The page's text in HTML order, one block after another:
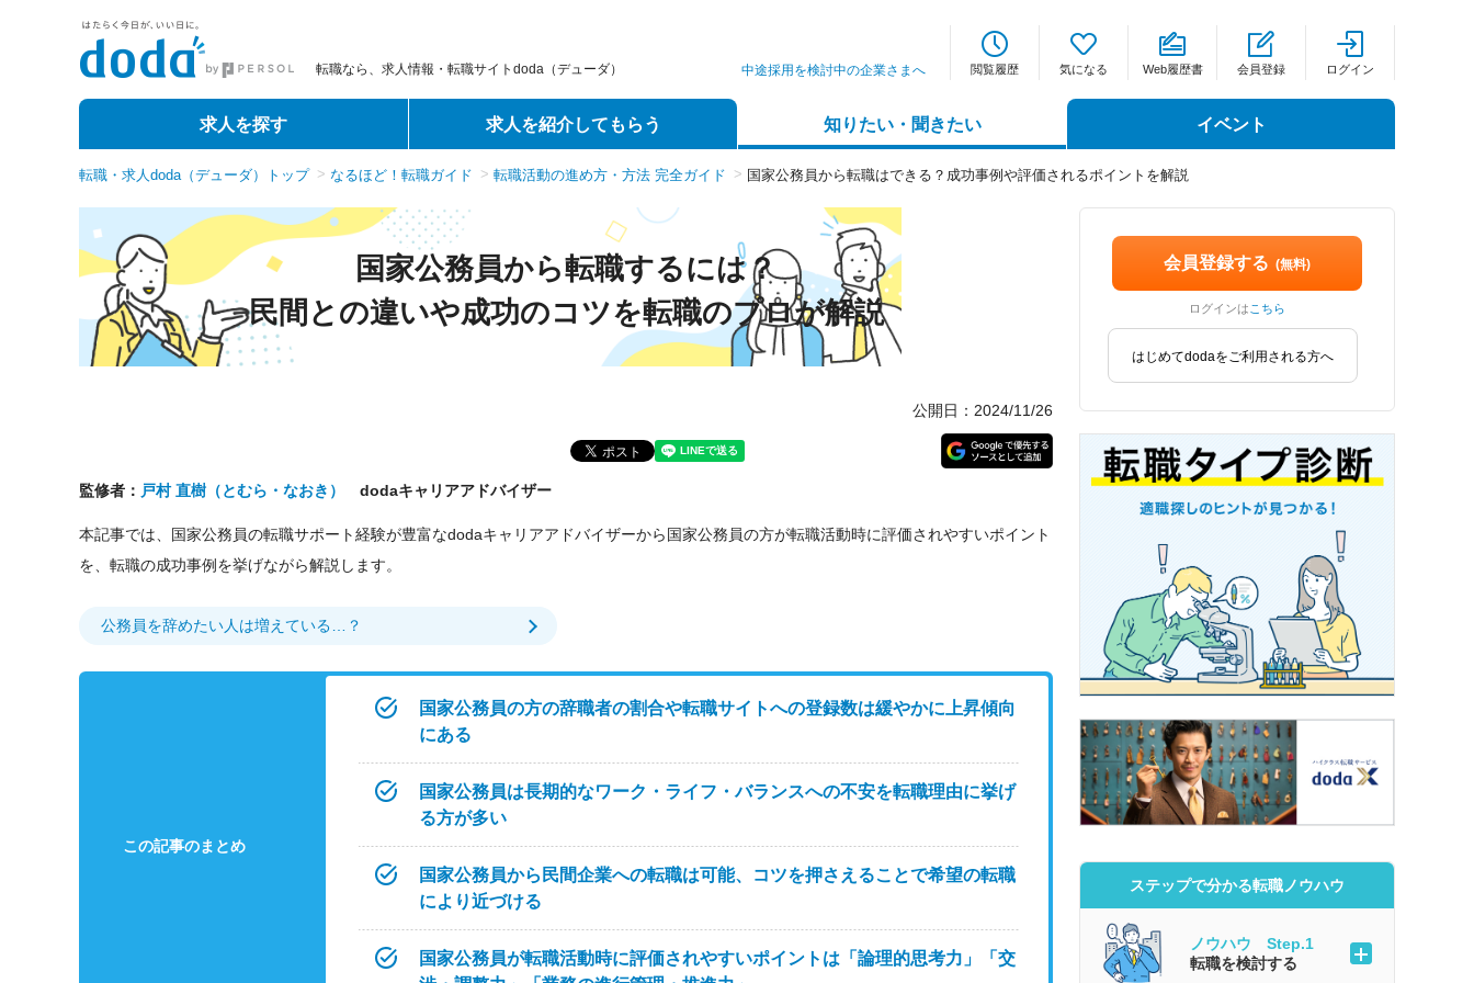
転職なら、求人情報・転職サイトdoda（デューダ） 閲覧履歴 気になる Web履歴書 会員登録 ログイン
中途採用を検討中の企業さまへ
求人を探す 求人を紹介してもらう 知りたい・聞きたい イベント
転職・求人doda（デューダ）トップ なるほど！転職ガイド 転職活動の進め方・方法 完全ガイド 国家公務員から転職はできる？成功事例や評価されるポイントを解説
国家公務員から転職するには？
民間との違いや成功のコツを転職のプロが解説
公開日：2024/11/26
監修者： 戸村 直樹（とむら・なおき） dodaキャリアアドバイザー
本記事では、国家公務員の転職サポート経験が豊富なdodaキャリアアドバイザーから国家公務員の方が転職活動時に評価されやすいポイント
を、転職の成功事例を挙げながら解説します。
公務員を辞めたい人は増えている…？
この記事のまとめ
国家公務員の方の辞職者の割合や転職サイトへの登録数は緩やかに上昇傾向
にある
国家公務員は長期的なワーク・ライフ・バランスへの不安を転職理由に挙げ
る方が多い
国家公務員から民間企業への転職は可能、コツを押さえることで希望の転職
により近づける
国家公務員が転職活動時に評価されやすいポイントは「論理的思考力」「交
会員登録する (無料)
ログインは こちら
はじめてdodaをご利用される方へ
ステップで分かる転職ノウハウ
ノウハウ Step.1
転職を検討する